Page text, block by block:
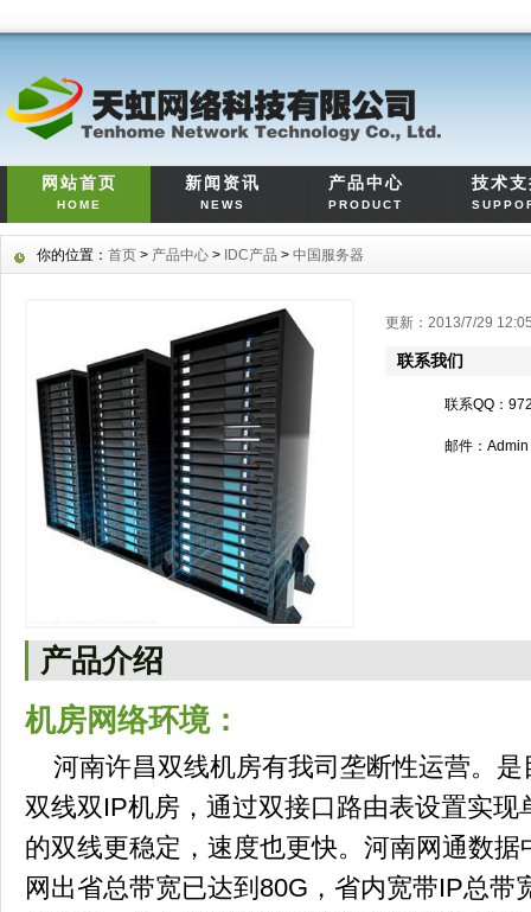
网站首页
HOME
新闻资讯
NEWS
产品中心
PRODUCT
技术
你的位置： 首页 > 产品中心 > IDC产品 > 中国服务器
更新：2013/7/29
联系我们
联系QQ：
邮件：Admin
产品介绍
机房网络环境：
河南许昌双线机房有我司垄断性运营。是
双线双IP机房，通过双接口路由表设置实
的双线更稳定，速度也更快。河南网通数
网出省总带宽已达到80G，省内宽带IP总带